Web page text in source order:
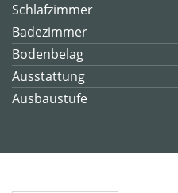
Schlafzimmer
Badezimmer
Bodenbelag
Ausstattung
Ausbaustufe